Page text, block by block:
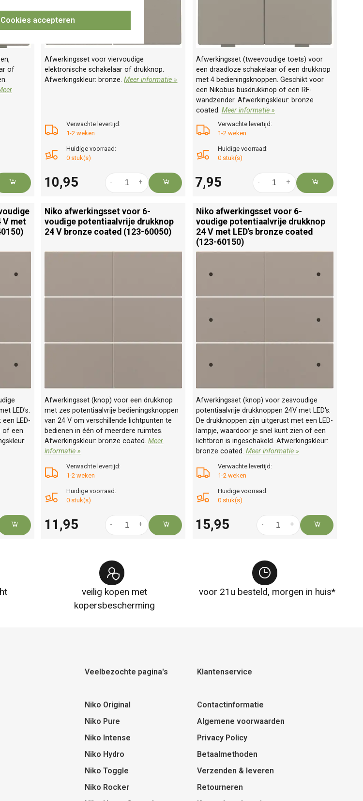
Cookies accepteren
of
Afwerkingsset voor viervoudige
elektronische schakelaar of drukknop.
Afwerkingskleur: bronze.Meer informatie »
Verwachte levertijd:
1-2 weken
Huidige voorraad:
0 stuk(s)
10,95 +
-
Afwerkingsset (tweevoudige toets) voor
een draadloze schakelaar of een drukknop
met 4 bedieningsknoppen. Geschikt voor
een Nikobus busdrukknop of een RF-
wandzender. Afwerkingskleur: bronze
coated. Meer informatie »
Verwachte levertijd:
1-2 weken
Huidige voorraad:
0 stuk(s)
7,95 +
-
V met
LED's.
LED-
of een
Niko afwerkingsset voor 6-
voudige potentiaalvrije drukknop
24 V bronze coated (123-60050)
Afwerkingsset (knop) voor een drukknop
met zes potentiaalvrije bedieningsknoppen
van 24 V om verschillende lichtpunten te
bedienen in één of meerdere ruimtes.
Afwerkingskleur: bronze coated.Meer
informatie »
Verwachte levertijd:
1-2 weken
Huidige voorraad:
0 stuk(s)
11,95 +
-
Niko afwerkingsset voor 6-
voudige potentiaalvrije drukknop
24 V met LED's bronze coated
(123-60150)
Afwerkingsset (knop) voor zesvoudige
potentiaalvrije drukknoppen 24V met LED's.
De drukknoppen zijn uitgerust met een LED-
lampje, waardoor je snel kunt zien of een
lichtbron is ingeschakeld. Afwerkingskleur:
bronze coated. Meer informatie »
Verwachte levertijd:
1-2 weken
Huidige voorraad:
0 stuk(s)
15,95 +
-
veilig kopen met
kopersbescherming
voor 21u besteld, morgen in huis*
Veelbezochte pagina's
Niko Original
Niko Pure
Niko Intense
Niko Hydro
Niko Toggle
Niko Rocker
Klantenservice
Contactinformatie
Algemene voorwaarden
Privacy Policy
Betaalmethoden
Verzenden & leveren
Retourneren